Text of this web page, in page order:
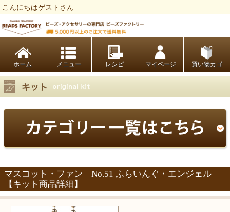
こんにちはゲストさん
ホーム レシピ マイページ 買い物カゴ
マスコット・ファン No.51 ふらいんぐ・エンジェル
【キット商品詳細】